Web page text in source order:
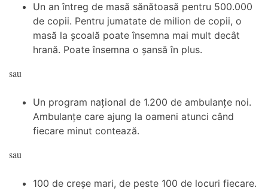
Un an întreg de masă sănătoasă pentru 500.000
de copii. Pentru jumatate de milion de copii, o
masă la școală poate însemna mai mult decât
hrană. Poate însemna o șansă în plus.
sau
Un program național de 1.200 de ambulanțe noi.
Ambulanțe care ajung la oameni atunci când
fiecare minut contează.
sau
100 de creșe mari, de peste 100 de locuri fiecare.